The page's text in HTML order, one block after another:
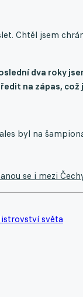
Chtěl jsem
dva roky
na zápas,
byl na
se i mezi
světa